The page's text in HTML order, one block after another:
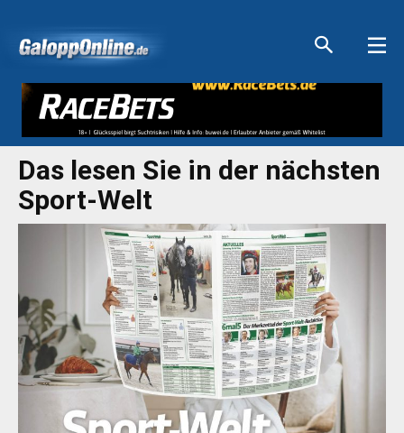
Das lesen Sie in der nächsten
Sport-Welt